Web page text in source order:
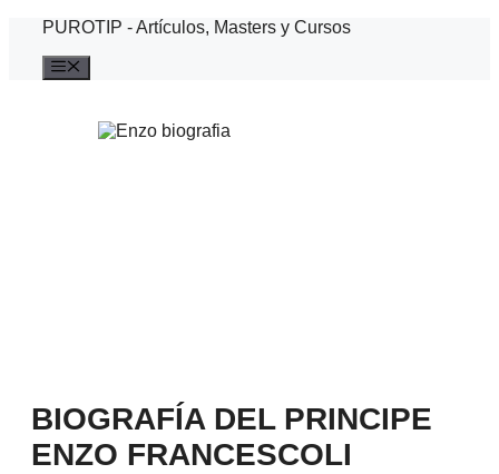
Saltar
contenido
PUROTIP - Artículos, Masters y Cursos
BIOGRAFÍA DEL PRINCIPE
ENZO FRANCESCOLI